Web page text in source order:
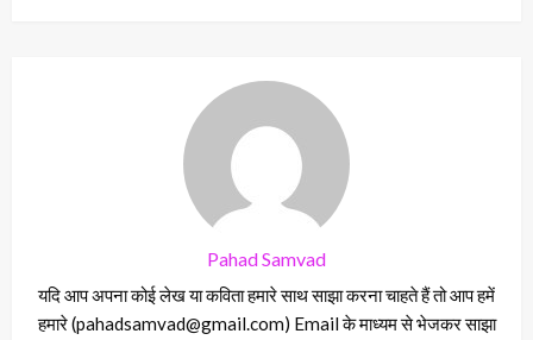
Pahad Samvad
यदि आप अपना कोई लेख या कविता हमारे साथ साझा करना चाहते हैं तो आप हमें
हमारे (pahadsamvad@gmail.com) Email के माध्यम से भेजकर साझा